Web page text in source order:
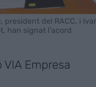
president del RACC, i
han signat l'acord
VIA Empresa